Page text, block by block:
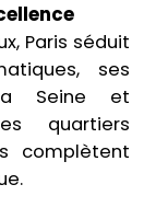
Paris séduit
ses
Seine et
quartiers
complètent